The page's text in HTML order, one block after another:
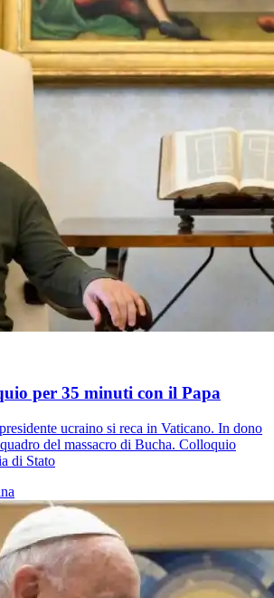
per 35 minuti con il Papa
ucraino si reca in Vaticano. In dono
del massacro di Bucha. Colloquio
di Stato